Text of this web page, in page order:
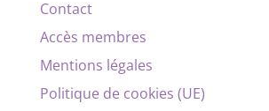
Contact
Accès membres
Mentions légales
Politique de cookies (UE)